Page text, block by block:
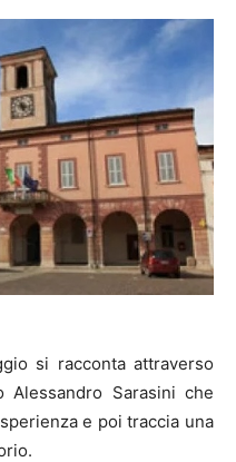
si racconta attraverso
Sarasini che
e poi traccia una